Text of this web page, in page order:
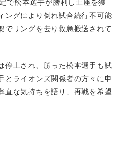
ングにより倒れ試合続行不可能
でリングを去り救急搬送されて
停止され、勝った松本選手も試
とライオンズ関係者の方々に申
直な気持ちを語り、再戦を希望